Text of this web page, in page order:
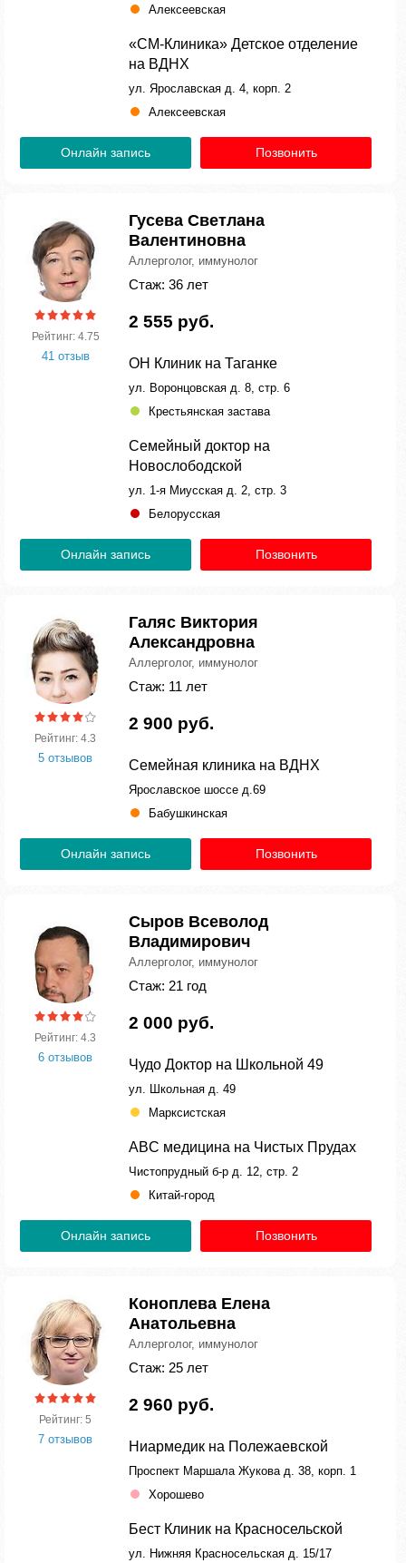
Алексеевская
«СМ-Клиника» Детское отделение
на ВДНХ
ул. Ярославская д. 4, корп. 2
Алексеевская
Онлайн запись Позвонить
Рейтинг: 4.75
41 отзыв
Гусева Светлана
Валентиновна
Аллерголог, иммунолог
Стаж: 36 лет
2 555 руб.
ОН Клиник на Таганке
ул. Воронцовская д. 8, стр. 6
Крестьянская застава
Семейный доктор на
Новослободской
ул. 1-я Миусская д. 2, стр. 3
Белорусская
Онлайн запись Позвонить
Рейтинг: 4.3
5 отзывов
Галяс Виктория
Александровна
Аллерголог, иммунолог
Стаж: 11 лет
2 900 руб.
Семейная клиника на ВДНХ
Ярославское шоссе д.69
Бабушкинская
Онлайн запись Позвонить
Рейтинг: 4.3
6 отзывов
Сыров Всеволод
Владимирович
Аллерголог, иммунолог
Стаж: 21 год
2 000 руб.
Чудо Доктор на Школьной 49
ул. Школьная д. 49
Марксистская
ABC медицина на Чистых Прудах
Чистопрудный б-р д. 12, стр. 2
Китай-город
Онлайн запись Позвонить
Рейтинг: 5
7 отзывов
Коноплева Елена
Анатольевна
Аллерголог, иммунолог
Стаж: 25 лет
2 960 руб.
Ниармедик на Полежаевской
Проспект Маршала Жукова д. 38, корп. 1
Хорошево
Бест Клиник на Красносельской
ул. Нижняя Красносельская д. 15/17